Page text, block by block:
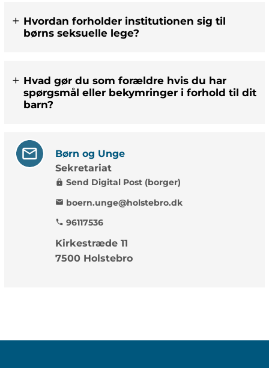
Hvordan forholder institutionen sig til
børns seksuelle lege?
Hvad gør du som forældre hvis du har
spørgsmål eller bekymringer i forhold til dit
barn?
Børn og Unge
Sekretariat
lock Send Digital Post (borger)
mail boern.unge@holstebro.dk
phone 96117536
Kirkestræde 11
7500 Holstebro